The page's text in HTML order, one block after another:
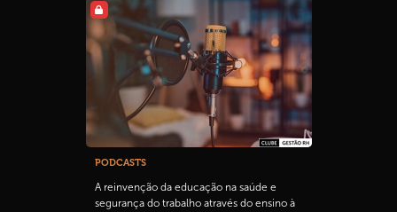
PODCASTS
A reinvenção da educação na saúde e
segurança do trabalho através do ensino à